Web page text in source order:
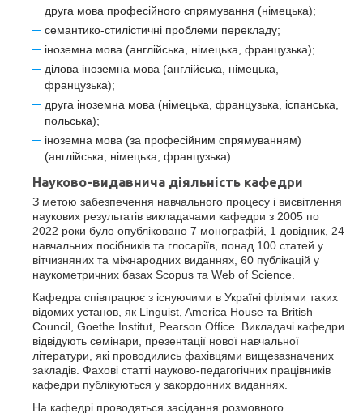
друга мова професійного спрямування (німецька);
семантико-стилістичні проблеми перекладу;
іноземна мова (англійська, німецька, французька);
ділова іноземна мова (англійська, німецька,
французька);
друга іноземна мова (німецька, французька, іспанська,
польська);
іноземна мова (за професійним спрямуванням)
(англійська, німецька, французька).
Науково-видавнича діяльність кафедри
З метою забезпечення навчального процесу і висвітлення
наукових результатів викладачами кафедри з 2005 по
2022 роки було опубліковано 7 монографій, 1 довідник, 24
навчальних посібників та глосаріїв, понад 100 статей у
вітчизняних та міжнародних виданнях, 60 публікацій у
наукометричних базах Scopus та Web of Science.
Кафедра співпрацює з існуючими в Україні філіями таких
відомих установ, як Linguist, America House та British
Council, Goethe Institut, Pearson Office. Викладачі кафедри
відвідують семінари, презентації нової навчальної
літератури, які проводились фахівцями вищезазначених
закладів. Фахові статті науково-педагогічних працівників
кафедри публікуються у закордонних виданнях.
На кафедрі проводяться засідання розмовного